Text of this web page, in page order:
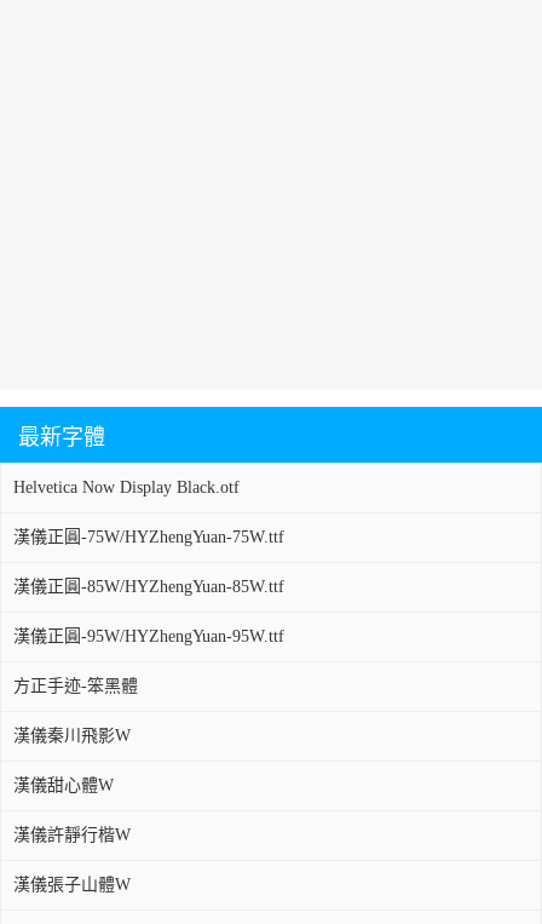
最新字體
Helvetica Now Display Black.otf
漢儀正圓-75W/HYZhengYuan-75W.ttf
漢儀正圓-85W/HYZhengYuan-85W.ttf
漢儀正圓-95W/HYZhengYuan-95W.ttf
方正手迹-笨黑體
漢儀秦川飛影W
漢儀甜心體W
漢儀許靜行楷W
漢儀張子山體W